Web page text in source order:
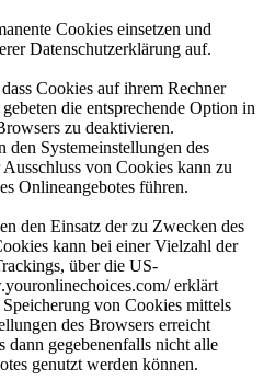
Cookies einsetzen und
Datenschutzerklärung auf.
Cookies auf ihrem Rechner
die entsprechende Option in
zu deaktivieren.
den Systemeinstellungen des
von Cookies kann zu
Onlineangebotes führen.
den Einsatz der zu Zwecken des
kann bei einer Vielzahl der
über die US-
erklärt
von Cookies mittels
des Browsers erreicht
dann gegebenenfalls nicht alle
genutzt werden können.